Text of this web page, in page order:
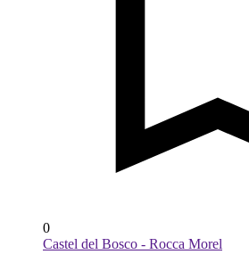
0
Castel del Bosco - Rocca Morel